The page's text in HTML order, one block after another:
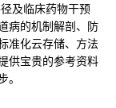
及临床药物干预
病的机制解剖、防
准化云存储、方法
供宝贵的参考资料